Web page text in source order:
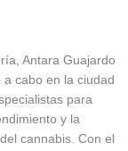
Antara Guajardo
cabo en la ciudad
para
y la
cannabis. Con el